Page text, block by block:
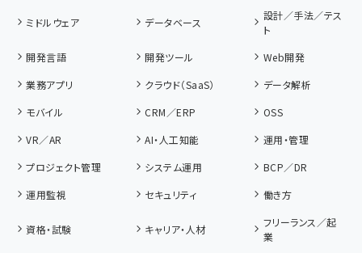
ミドルウェア データベース
設計／手法／テス
ト
開発言語
開発ツール
Web開発
業務アプリ
クラウド（SaaS）
データ解析
モバイル
CRM／ERP
OSS
VR／AR
AI・人工知能
運用・管理
プロジェクト管理
システム運用
BCP／DR
運用監視
セキュリティ 働き方
資格・試験 キャリア・人材
フリーランス／起
業